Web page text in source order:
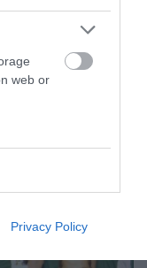
web or
Privacy Policy